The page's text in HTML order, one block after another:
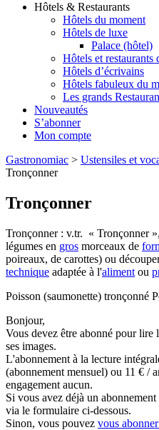
Hôtels & Restaurants
Hôtels du moment
Hôtels de luxe
Palace (hôtel)
Hôtels et restaurants
Hôtels d’écrivains
Hôtels fabuleux du
Les grands
Nouveautés
S’abonner
Mon compte
Gastronomiac > Ustensiles et
Tronçonner
Tronçonner
Tronçonner : v.tr. « Tronçonner
légumes en gros morceaux de
poireaux, de carottes) ou
technique adaptée à l'aliment ou
Poisson (saumonette) tronçonné
Bonjour,
Vous devez être abonné pour lire
ses images.
L'abonnement à la lecture
(abonnement mensuel) ou 11 € /
engagement aucun.
Si vous avez déjà un
via le formulaire ci-dessous.
Sinon, vous pouvez vous